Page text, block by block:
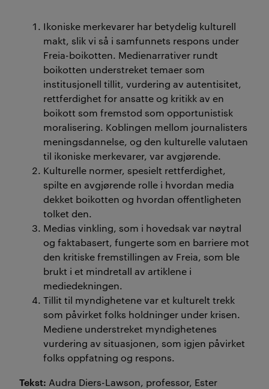
Ikoniske merkevarer har betydelig kulturell
makt, slikvi så i samfunnets respons under
Freia-boikotten. Medienarrativer rundt
boikotten understreket temaer som
institusjonell tillit, vurdering av autentisitet,
rettferdighet for ansatte og kritikk av en
boikott som fremstod som opportunistisk
moralisering. Koblingen mellom journalisters
meningsdannelse, og den kulturelle valutaen
til ikoniske merkevarer, var avgjørende.
Kulturelle normer, spesielt rettferdighet,
spilte en avgjørende rolle i hvordan media
dekket boikotten og hvordan offentligheten
tolket den.
Medias vinkling, som i hovedsakvar nøytral
og faktabasert, fungerte som en barriere mot
den kritiske fremstillingen av Freia, som ble
brukt i et mindretall av artiklene i
mediedekningen.
Tillit til myndighetenevar et kulturelt trekk
som påvirket folks holdninger under krisen.
Mediene understreket myndighetenes
vurdering av situasjonen, som igjen påvirket
folks oppfatning og respons.
Tekst: Audra Diers-Lawson, professor, Ester